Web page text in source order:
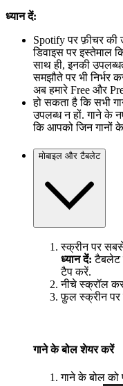
ध्यान दें:
Spotify पर फ़ीचर
डिवाइस पर इस्तेमाल
साथ ही, इनकी
समझौते पर भी निर्भर
अब हमारे Free और
हो सकता है कि सभी
उपलब्ध न हों. गाने के
कि आपको जिन गानों
मोबाइल और टैबलेट
स्क्रीन पर
ध्यान दें: टैबलेट
टैप करें.
नीचे स्क्रॉल
फ़ुल स्क्रीन पर
गाने के बोल शेयर करें
गाने के बोल